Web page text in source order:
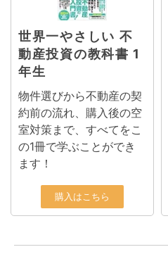
世界一やさしい 不
動産投資の教科書 1
年生
物件選びから不動産の契
約前の流れ、購入後の空
室対策まで、すべてをこ
の1冊で学ぶことができ
ます！
購入はこちら